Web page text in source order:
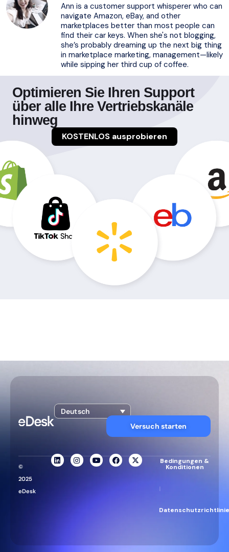
Ann is a customer support whisperer who can
navigate Amazon, eBay, and other
marketplaces better than most people can
find their car keys. When she's not blogging,
she’s probably dreaming up the next big thing
in marketplace marketing, management—likely
while sipping her third cup of coffee.
Optimieren Sie Ihren Support
über alle Ihre Vertriebskanäle
hinweg
KOSTENLOS ausprobieren
Deutsch
Versuch starten
©
2025
eDesk
Bedingungen &
Konditionen
|
Datenschutzrichtlinie